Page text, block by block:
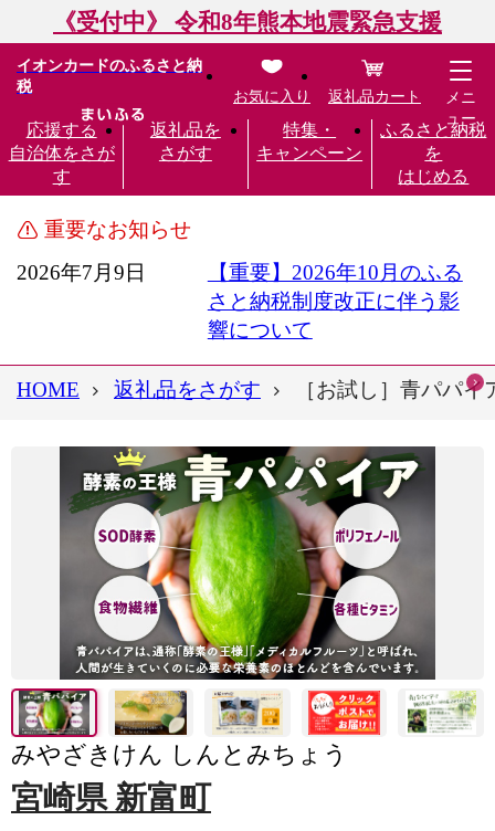
《受付中》 令和8年熊本地震緊急支援
イオンカードのふるさと納
税
応援する
自治体をさが
す
返礼品を
さがす
特集・
キャンペーン
ふるさと納税
を
はじめる
お気に入り 返礼品カート
メニ
ュー
重要なお知らせ
2026年7月9日
【重要】2026年10月のふる
さと納税制度改正に伴う影
響について
HOME 返礼品をさがす ［お試し］青パパ
みやざきけん しんとみちょう
宮崎県 新富町